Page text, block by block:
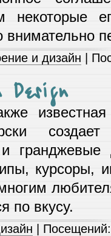
некоторые
внимательно
и дизайн |
Design
и
курсоры,
по вкусу.
|